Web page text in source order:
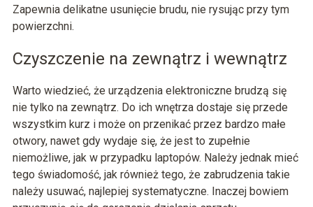
Zapewnia delikatne usunięcie brudu, nie rysując przy tym
powierzchni.
Czyszczenie na zewnątrz i wewnątrz
Warto wiedzieć, że urządzenia elektroniczne brudzą się
nie tylko na zewnątrz. Do ich wnętrza dostaje się przede
wszystkim kurz i może on przenikać przez bardzo małe
otwory, nawet gdy wydaje się, że jest to zupełnie
niemożliwe, jak w przypadku laptopów. Należy jednak mieć
tego świadomość, jak również tego, że zabrudzenia takie
należy usuwać, najlepiej systematyczne. Inaczej bowiem